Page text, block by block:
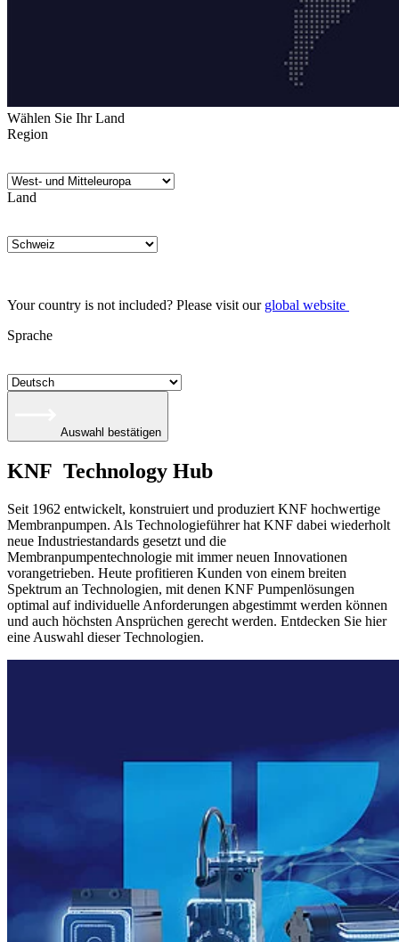
Wählen Sie Ihr Land
Region
Land
Your country is not included? Please visit our global website
Sprache
Auswahl bestätigen
KNF Technology Hub
Seit 1962 entwickelt, konstruiert und produziert KNF hochwertige
Membranpumpen. Als Technologieführer hat KNF dabei wiederholt
neue Industriestandards gesetzt und die
Membranpumpentechnologie mit immer neuen Innovationen
vorangetrieben. Heute profitieren Kunden von einem breiten
Spektrum an Technologien, mit denen KNF Pumpenlösungen
optimal auf individuelle Anforderungen abgestimmt werden können
und auch höchsten Ansprüchen gerecht werden. Entdecken Sie hier
eine Auswahl dieser Technologien.